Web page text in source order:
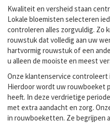
Kwaliteit en versheid staan
Lokale bloemisten selecteren
controleren alles zorgvuldig. Zo
rouwstuk dat volledig aan uw
hartvormig rouwstuk of een
u alleen de mooiste en meest
Onze klantenservice
Hierdoor wordt uw rouwboeket
heeft. In deze verdrietige
met extra aandacht en zorg.
in rouwboeketten. Ze begrijpen